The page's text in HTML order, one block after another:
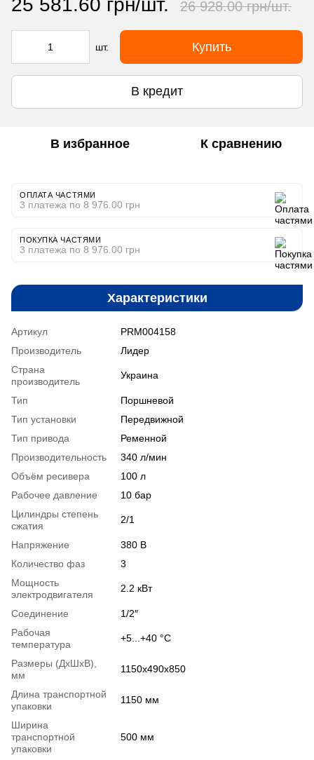
26 928.00 грн/шт.
шт. Купить
В кредит
В избранное К сравнению
ОПЛАТА ЧАСТЯМИ
3 платежа по 8 976.00 грн
ПОКУПКА ЧАСТЯМИ
3 платежа по 8 976.00 грн
Характеристики
Артикул
PRM004158
Производитель
Лидер
Страна
производитель
Украина
Тип
Поршневой
Тип установки
Передвижной
Тип привода
Ременной
Производительность
340 л/мин
Объём ресивера
100 л
Рабочее давление
10 бар
Цилиндры степень
сжатия
2/1
Напряжение
380 В
Количество фаз
3
Мощность
электродвигателя
2.2 кВт
Соединение
1/2″
Рабочая
температура
+5...+40 °С
Размеры (ДxШxВ),
мм
1150х490х850
Длина транспортной
упаковки
1150 мм
Ширина
транспортной
упаковки
500 мм